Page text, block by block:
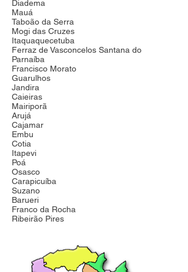
Diadema
Mauá
Taboão da Serra
Mogi das Cruzes
Itaquaquecetuba
Ferraz de Vasconcelos Santana do
Parnaíba
Francisco Morato
Guarulhos
Jandira
Caieiras
Mairiporã
Arujá
Cajamar
Embu
Cotia
Itapevi
Poá
Osasco
Carapicuíba
Suzano
Barueri
Franco da Rocha
Ribeirão Pires